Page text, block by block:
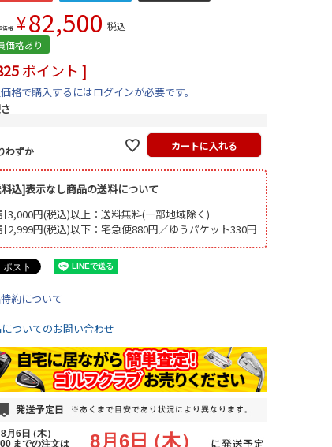
価格 ¥82,500 税込
価格あり
ポイント ]
格で購入するにはログインが必要です。
わずか カートに入れる
込]表示なし商品の送料について
3,000円(税込)以上：送料無料(一部地域除く)
2,999円(税込)以下：宅急便880円／ゆうパケット330円
約について
ついてのお問い合わせ